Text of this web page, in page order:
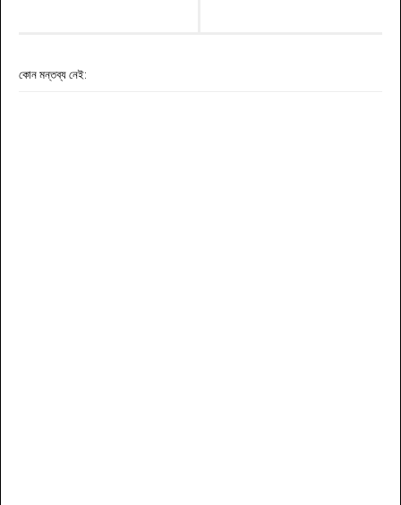
কোন মন্তব্য নেই: